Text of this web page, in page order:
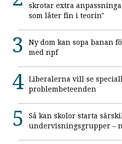
skrotar extra
som låter fin i teorin"
Ny dom kan sopa banan
med npf
Liberalerna vill se
problembeteenden
Så kan skolor starta
undervisningsgrupper –